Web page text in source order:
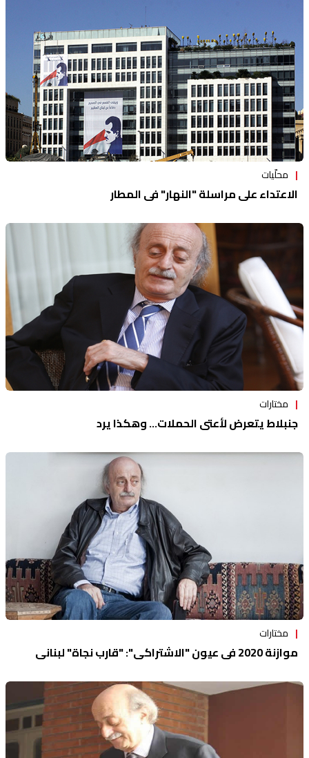
محلّيات
الاعتداء على مراسلة "النهار" في المطار
مختارات
جنبلاط يتعرض لأعتى الحملات... وهكذا يرد
مختارات
موازنة 2020 في عيون "الاشتراكي": "قارب نجاة" لبناني